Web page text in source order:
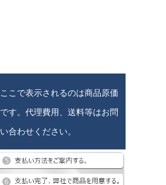
ここで表示されるのは商品原価
です。代理費用、送料等はお問
い合わせください。